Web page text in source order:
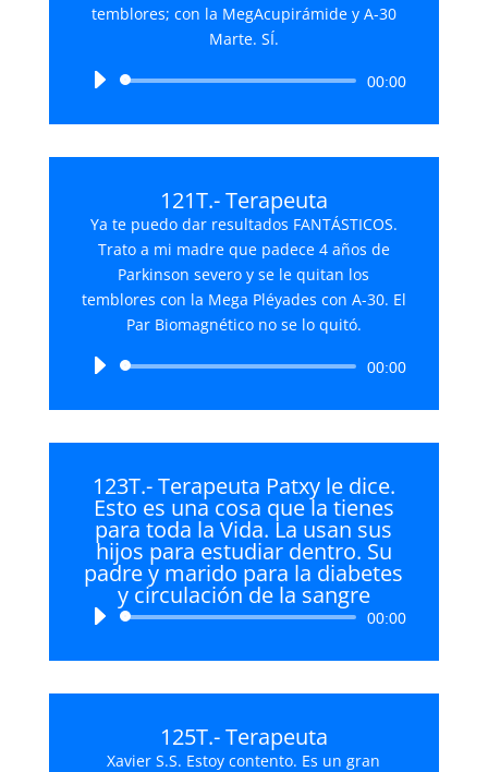
temblores; con la MegAcupirámide y A-30
Marte. SÍ.
Reproductor
audio
00:00
121T.- Terapeuta
Ya te puedo dar resultados FANTÁSTICOS.
Trato a mi madre que padece 4 años de
Parkinson severo y se le quitan los
temblores con la Mega Pléyades con A-30. El
Par Biomagnético no se lo quitó.
Reproductor
audio
00:00
123T.- Terapeuta Patxy le dice.
Esto es una cosa que la tienes
para toda la Vida. La usan sus
hijos para estudiar dentro. Su
padre y marido para la diabetes
y circulación de la sangre
Reproductor
audio
00:00
125T.- Terapeuta
Xavier S.S. Estoy contento. Es un gran